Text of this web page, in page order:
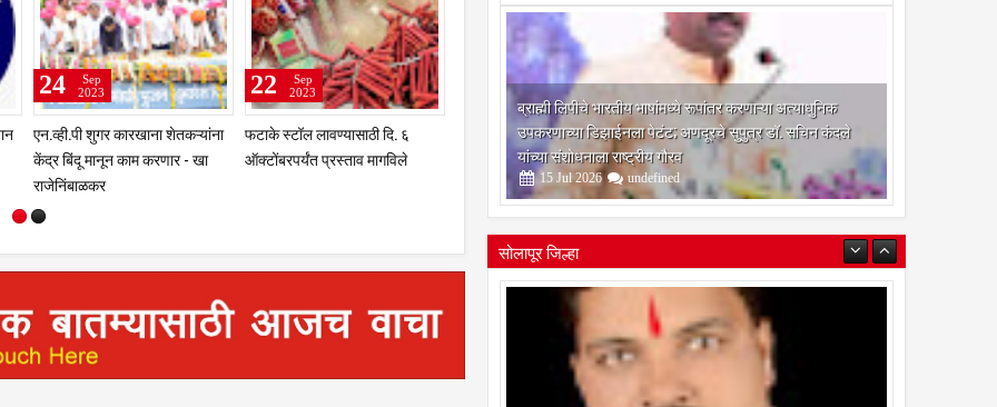
शेतकऱ्यांना
भंडारी येथील नितीन शिंदे आर्मी
कम्बाईन ट्रेनिंगसाठी अमेरिकेला रवाना
25
Sep
2023
अवैध मद्य विरोधी विशेष मोहिमेदरम्यान
जिल्हा भरात 12 छापे
24
Sep
2023
ब्राह्मी लिपीचे भारतीय भाषांमध्ये रूपांतर करणाऱ्या अत्याधुनिक
उपकरणाच्या डिझाईनला पेटंट; अणदूरचे सुपुत्र डॉ. सचिन कंदले
यांच्या संशोधनाला राष्ट्रीय गौरव
15 Jul 2026 undefined
सोलापूर जिल्हा